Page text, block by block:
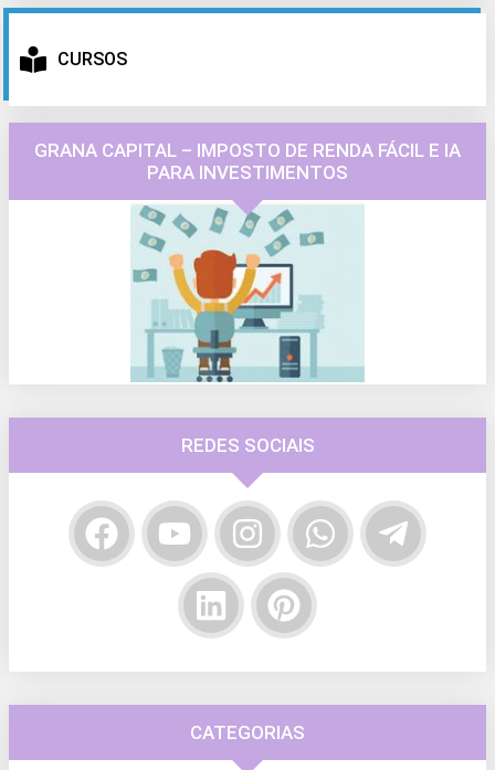
CURSOS
GRANA CAPITAL – IMPOSTO DE RENDA FÁCIL E IA
PARA INVESTIMENTOS
REDES SOCIAIS
CATEGORIAS